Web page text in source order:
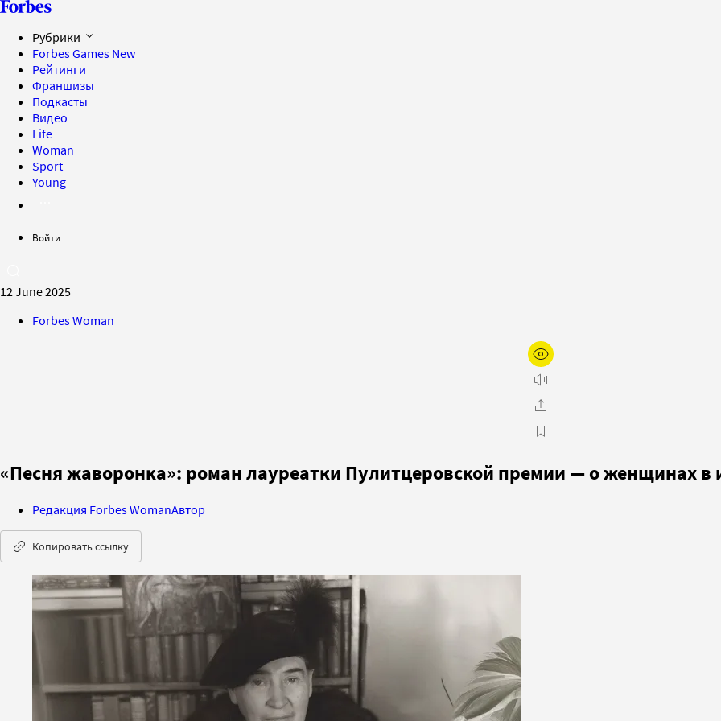
Рубрики
Forbes Games New
Рейтинги
Франшизы
Подкасты
Видео
Life
Woman
Sport
Young
Войти
12 June 2025
Forbes Woman
«Песня жаворонка»: роман лауреатки Пулитцеровской премии — о женщинах в
Редакция Forbes WomanАвтор
Копировать ссылку